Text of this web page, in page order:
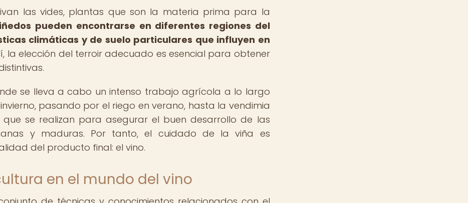
las vides, plantas que son la materia prima para la
pueden encontrarse en diferentes regiones del
climáticas y de suelo particulares que influyen en
la elección del terroir adecuado es esencial para obtener
se lleva a cabo un intenso trabajo agrícola a lo largo
pasando por el riego en verano, hasta la vendimia
se realizan para asegurar el buen desarrollo de las
y maduras. Por tanto, el cuidado de la viña es
del producto final: el vino.
en el mundo del vino